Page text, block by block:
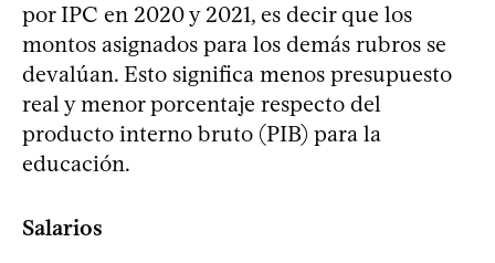
por IPC en 2020 y 2021, es decir que los
montos asignados para los demás rubros se
devalúan. Esto significa menos presupuesto
real y menor porcentaje respecto del
producto interno bruto (PIB) para la
educación.
Salarios